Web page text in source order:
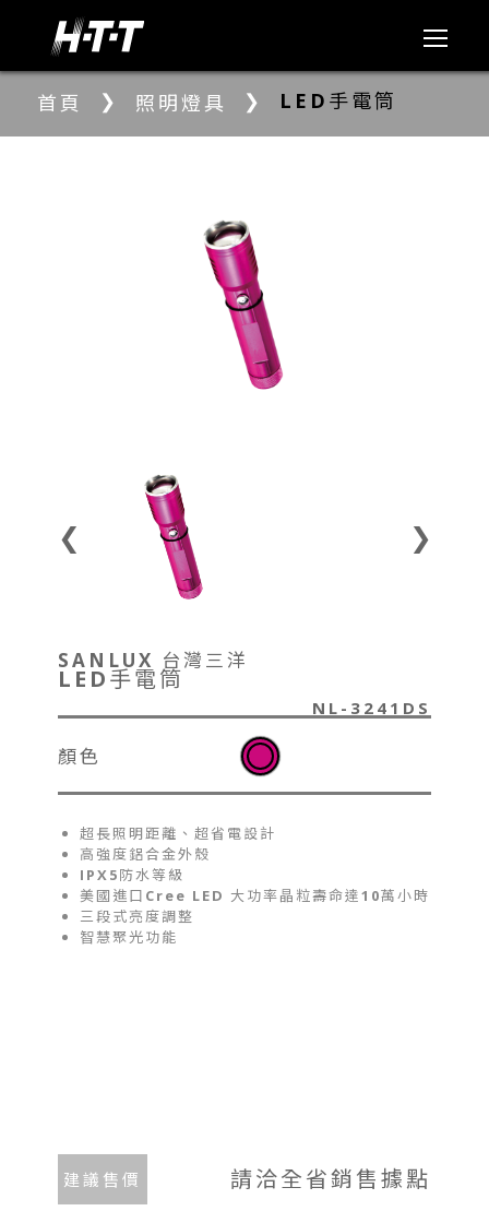
首頁 ❯ 照明燈具 ❯ LED手電筒
❮ ❯
SANLUX 台灣三洋
LED手電筒
NL-3241DS
顏色
超長照明距離、超省電設計
高強度鋁合金外殼
IPX5防水等級
美國進口Cree LED 大功率晶粒壽命達10萬小時
三段式亮度調整
智慧聚光功能
建議售價 請洽全省銷售據點